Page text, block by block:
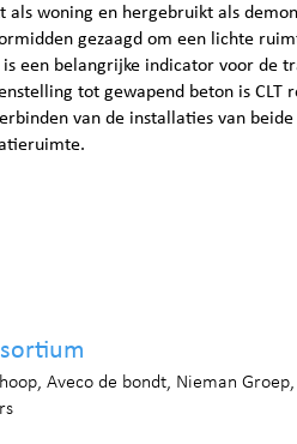
als woning en hergebruikt als
gezaagd om een lichte
een belangrijke indicator voor de
tot gewapend beton is CLT
van de installaties van
Aveco de bondt, Nieman